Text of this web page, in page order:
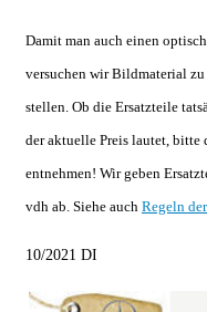
Damit man auch einen
versuchen wir Bildmaterial
stellen. Ob die Ersatzteile
der aktuelle Preis lautet, bitte
entnehmen! Wir geben
vdh ab. Siehe auch Regeln
10/2021 DI